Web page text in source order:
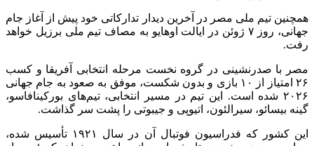
همچنین تیم ملی مصر در آخرین دیدار تدارکاتی خود پیش از آغاز جام
جهانی، روز ۷ ژوئن در ایالت اوهایو به مصاف تیم ملی برزیل خواهد
رفت.
مصر با صدرنشینی در گروه نخست مرحله انتخابی آفریقا و کسب
۲۶ امتیاز از ۱۰ بازی و بدون شکست، موفق به صعود به جام جهانی
۲۰۲۶ شده است. این تیم در مسیر انتخابی، تیم‌های بورکینافاسو،
گینه بیسائو، سیرالئون، اتیوپی و جیبوتی را پشت سر گذاشت.
این کشور که فدراسیون فوتبال آن در سال ۱۹۲۱ تأسیس شده،